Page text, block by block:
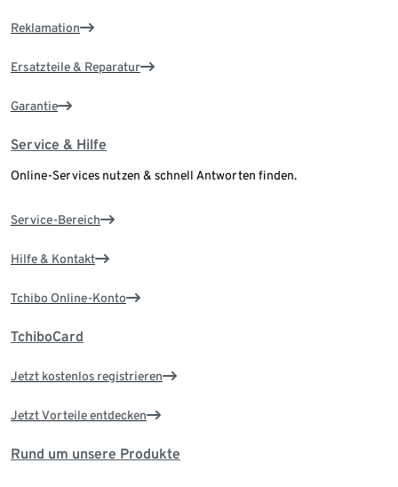
Reklamation
Ersatzteile & Reparatur
Garantie
Service & Hilfe
Online-Services nutzen & schnell Antworten finden.
Service-Bereich
Hilfe & Kontakt
Tchibo Online-Konto
TchiboCard
Jetzt kostenlos registrieren
Jetzt Vorteile entdecken
Rund um unsere Produkte